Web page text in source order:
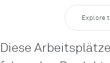
Explore
Diese